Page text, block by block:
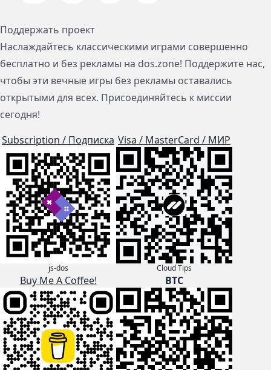
Поддержать проект
Наслаждайтесь классическими играми совершенно
бесплатно и без рекламы на dos.zone! Поддержите нас,
чтобы эти вечные игры без рекламы оставались
открытыми для всех. Присоединяйтесь к миссии
сегодня!
Subscription / Подписка
js-dos
Visa / MasterCard / МИР
Cloud Tips
Buy Me A Coffee! BTC